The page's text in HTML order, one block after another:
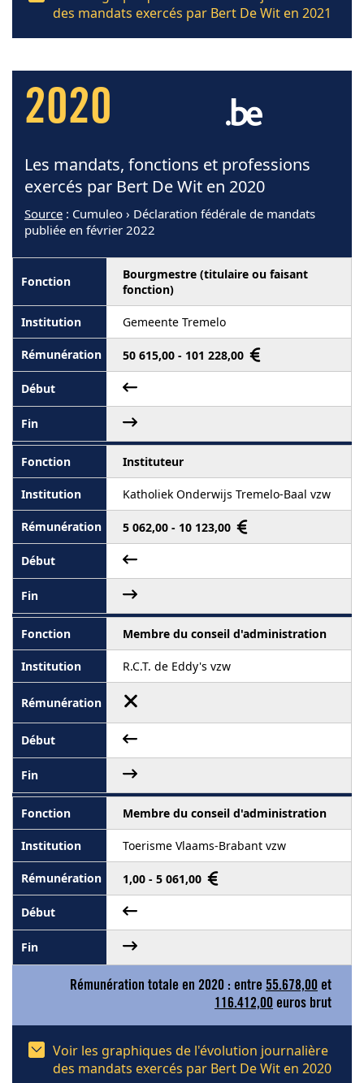
des mandats exercés par Bert De Wit en 2021
2020
Les mandats, fonctions et professions
exercés par Bert De Wit en 2020
Source : Cumuleo › Déclaration fédérale de mandats
publiée en février 2022
Bourgmestre (titulaire ou faisant
fonction)
Gemeente Tremelo
50 615,00 - 101 228,00
Instituteur
Katholiek Onderwijs Tremelo-Baal vzw
5 062,00 - 10 123,00
Membre du conseil d'administration
R.C.T. de Eddy's vzw
Membre du conseil d'administration
Toerisme Vlaams-Brabant vzw
1,00 - 5 061,00
Rémunération totale en 2020 : entre 55.678,00 et
116.412,00 euros brut
Voir les graphiques de l'évolution journalière
des mandats exercés par Bert De Wit en 2020